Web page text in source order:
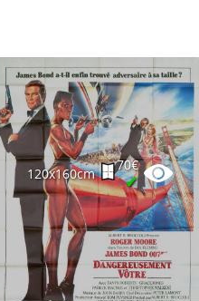
120x160cm
70€
✔